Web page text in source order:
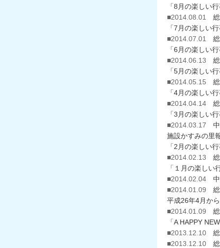
「8月の楽しい
■2014.08.01
「7月の楽しい
■2014.07.01
「6月の楽しい
■2014.06.13
「5月の楽しい
■2014.05.15
「4月の楽しい
■2014.04.14
「3月の楽しい
■2014.03.17
施設かすみの里
「2月の楽しい
■2014.02.13
「１月の楽し
■2014.02.04
■2014.01.09
平成26年4月か
■2014.01.09
「A HAPPY
■2013.12.10
■2013.12.10